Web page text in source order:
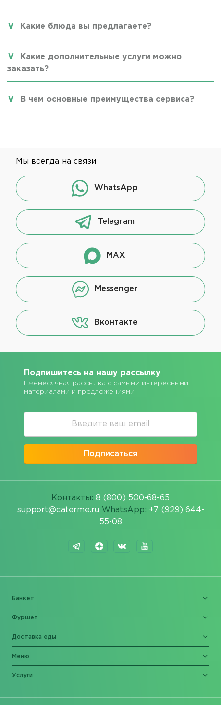
Какие блюда вы предлагаете?
Какие дополнительные услуги можно
заказать?
В чем основные преимущества сервиса?
Мы всегда на связи
WhatsApp
Telegram
MAX
Messenger
Вконтакте
Подпишитесь на нашу рассылку
Ежемесячная рассылка с самыми интересными
материалами и предложениями
Подписаться
Контакты: 8 (800) 500-68-65
support@caterme.ru WhatsApp: +7 (929) 644-
55-08
Банкет
Фуршет
Доставка еды
Меню
Услуги